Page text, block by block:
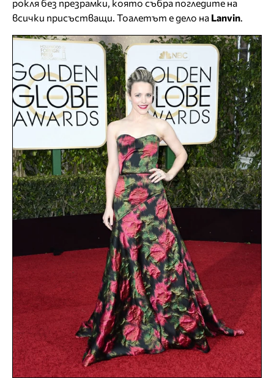
рокля без презрамки, която събра погледите на
всички присъстващи. Тоалетът е дело на Lanvin